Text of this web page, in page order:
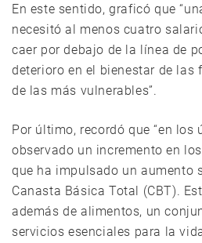
En este sentido, graficó que
necesitó al menos cuatro
caer por debajo de la línea de
deterioro en el bienestar de las
de las más vulnerables”.
Por último, recordó que “en los
observado un incremento en
que ha impulsado un aumento
Canasta Básica Total (CBT).
además de alimentos, un
servicios esenciales para la